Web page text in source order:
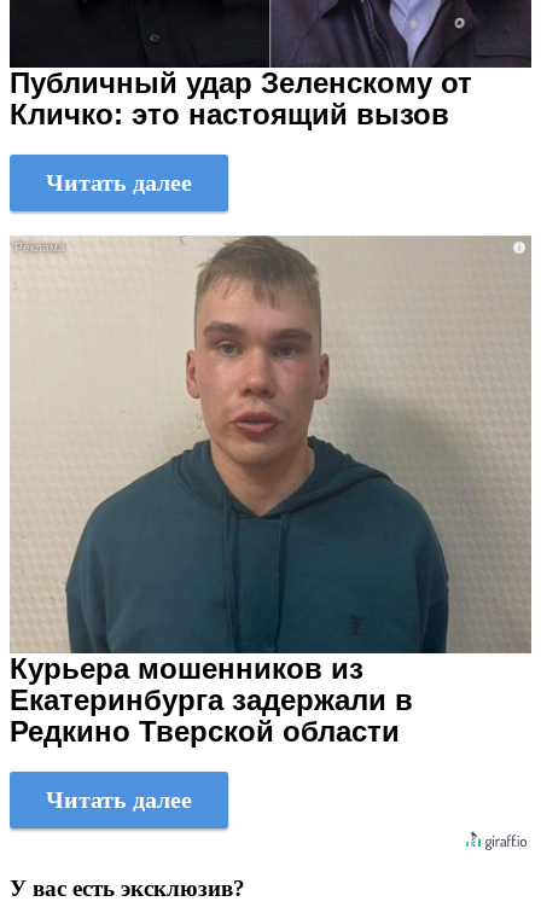
Публичный удар Зеленскому от
Кличко: это настоящий вызов
Читать далее
i
Курьера мошенников из
Екатеринбурга задержали в
Редкино Тверской области
Читать далее
У вас есть эксклюзив?